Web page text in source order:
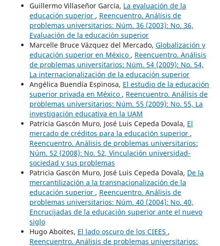
Guillermo Villaseñor García, La evaluación de la
educación superior , Reencuentro. Análisis de
problemas universitarios: Núm. 36 (2003): No. 36,
Evaluación de la educación superior
Marcelle Bruce Vázquez del Mercado, Globalización y
educación superior en México , Reencuentro. Análisis
de problemas universitarios: Núm. 54 (2009): No. 54,
La internacionalización de la educación superior
Angélica Buendía Espinosa, El estudio de la educación
superior privada en México , Reencuentro. Análisis de
problemas universitarios: Núm. 55 (2009): No. 55, La
investigación educativa en la UAM
Patricia Gascón Muro, José Luis Cepeda Dovala, El
mercado de créditos para la educación superior ,
Reencuentro. Análisis de problemas universitarios:
Núm. 52 (2008): No. 52, Vinculación universidad-
sociedad y sus problemas
Patricia Gascón Muro, José Luis Cepeda Dovala, De la
mercantilización a la transnacionalización de la
educación superior , Reencuentro. Análisis de
problemas universitarios: Núm. 40 (2004): No. 40,
Encrucijadas de la educación superior ante el nuevo
siglo
Hugo Aboites, El lado oscuro de los CIEES ,
Reencuentro. Análisis de problemas universitarios: